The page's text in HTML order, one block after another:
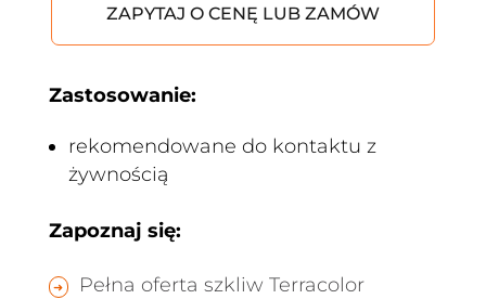
ZAPYTAJ O CENĘ LUB ZAMÓW
Zastosowanie:
rekomendowane do kontaktu z
żywnością
Zapoznaj się:
Pełna oferta szkliw Terracolor